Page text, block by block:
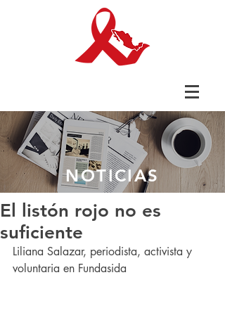
NOTICIAS
El listón rojo no es
suficiente
Liliana Salazar, periodista, activista y
voluntaria en Fundasida